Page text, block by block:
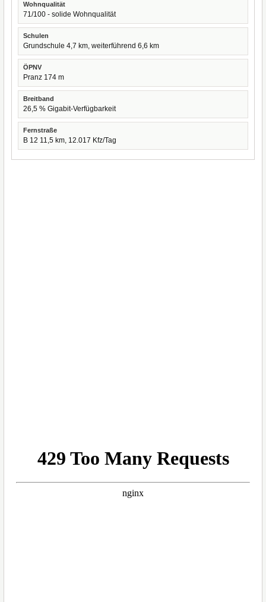
Wohnqualität
71/100 - solide Wohnqualität
Schulen
Grundschule 4,7 km, weiterführend 6,6 km
ÖPNV
Pranz 174 m
Breitband
26,5 % Gigabit-Verfügbarkeit
Fernstraße
B 12 11,5 km, 12.017 Kfz/Tag